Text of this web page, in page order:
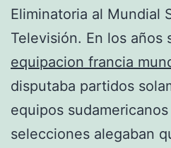
Eliminatoria al Mundial
Televisión. En los años
equipacion francia
disputaba partidos
equipos
selecciones alegaban